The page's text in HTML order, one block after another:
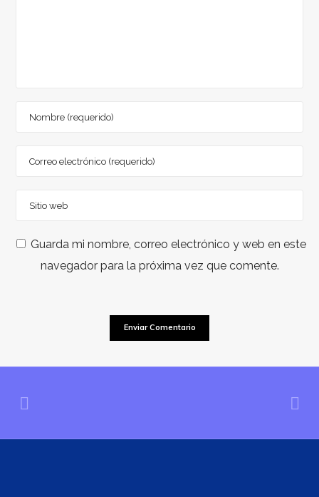
Guarda mi nombre, correo electrónico y web en este
navegador para la próxima vez que comente.